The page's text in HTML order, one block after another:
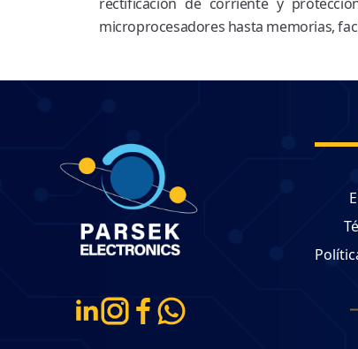
microprocesadores hasta memorias,